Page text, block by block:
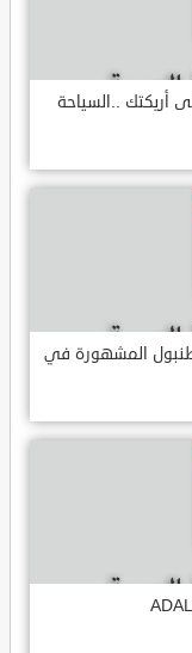
أريكتك ..السياحة
المشهورة في